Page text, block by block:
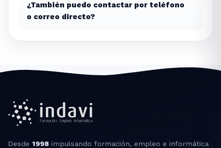
¿También puedo contactar por teléfono
o correo directo?
Desde 1998 impulsando formación, empleo e informática